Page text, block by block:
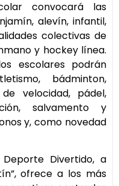
convocará las
alevín, infantil,
colectivas de
y hockey línea.
escolares podrán
bádminton,
velocidad, pádel,
salvamento y
y, como novedad
Divertido, a
ofrece a los más